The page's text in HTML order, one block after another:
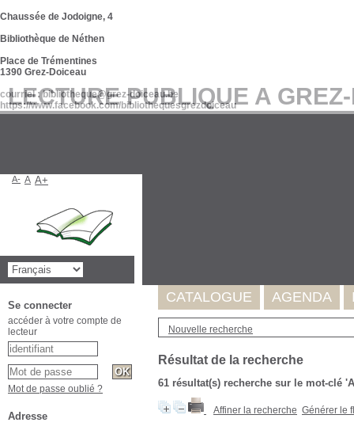
LECTURE PUBLIQUE A
Nouvelle recherche
Résultat de la recherche
61 résultat(s) recherche sur le mot-clé
Affiner la recherche Générer le
Chaussée de Jodoigne, 4
Bibliothèque de Néthen
Place de Trémentines
1390 Grez-Doiceau
courriel : bibliotheque@grez-doiceau.be
https://www.facebook.com/bibliothequesgrezdoiceau
CATALOGUE AGENDA
A- A A+
Se connecter
accéder à votre compte de
lecteur
Mot de passe oublié ?
Adresse